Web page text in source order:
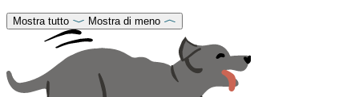
Mostra tutto Mostra di meno